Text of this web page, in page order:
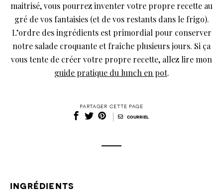
maitrisé, vous pourrez inventer votre propre recette au
gré de vos fantaisies (et de vos restants dans le frigo).
L’ordre des ingrédients est primordial pour conserver
notre salade croquante et fraîche plusieurs jours. Si ça
vous tente de créer votre propre recette, allez lire mon
guide pratique du lunch en pot.
partager cette page
courriel
ingrédients